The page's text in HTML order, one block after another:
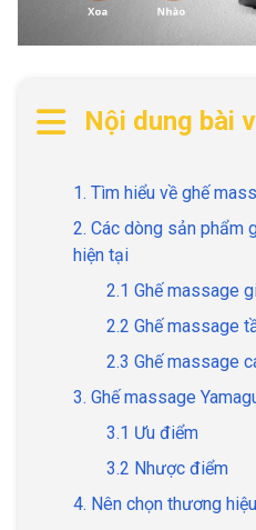
Nội dung bài
1. Tìm hiểu về ghế
2. Các dòng sản phẩm
hiện tại
2.1 Ghế massage
2.2 Ghế massage
2.3 Ghế massage
3. Ghế massage
3.1 Ưu điểm
3.2 Nhược điểm
4. Nên chọn thương